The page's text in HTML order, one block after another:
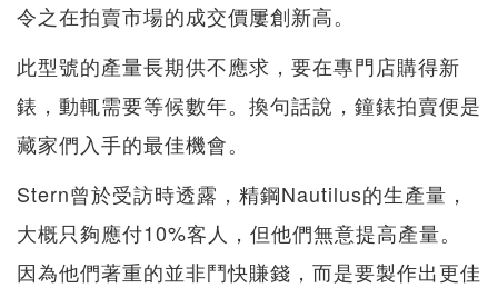
令之在拍賣市場的成交價屢創新高。
此型號的產量長期供不應求，要在專門店購得新
錶，動輒需要等候數年。換句話說，鐘錶拍賣便是
藏家們入手的最佳機會。
Stern曾於受訪時透露，精鋼Nautilus的生產量，
大概只夠應付10%客人，但他們無意提高產量。
因為他們著重的並非鬥快賺錢，而是要製作出更佳